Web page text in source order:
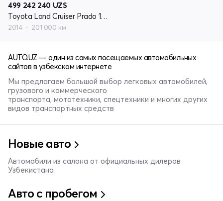
499 242 240 UZS
Toyota Land Cruiser Prado 150 Series рестайлинг 1
2014 201 000 км
AUTO.UZ — один из самых посещаемых автомобильных
сайтов в узбекском интернете
Мы предлагаем большой выбор легковых автомобилей,
грузового и коммерческого
транспорта, мототехники, спецтехники и многих других
видов транспортных средств
Новые авто
Автомобили из салона от официальных дилеров
Узбекистана
Авто с пробегом